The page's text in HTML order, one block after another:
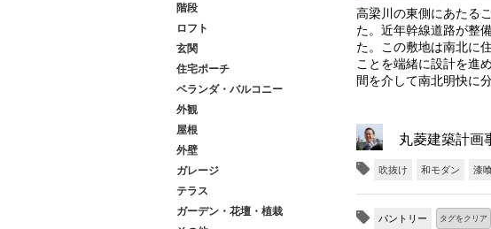
階段
ロフト
玄関
住宅ポーチ
ベランダ・バルコニー
外観
屋根
外壁
ガレージ
テラス
ガーデン・花壇・植栽
高梁川の東側にあたる
た。近年幹線道路が整
た。この敷地は南北に
ことを端緒に設計を進
間を介して南北明快に
観はこのエリアに昔か
丸菱建築計画
吹抜け 和モダン 漆
パントリー タグをクリア